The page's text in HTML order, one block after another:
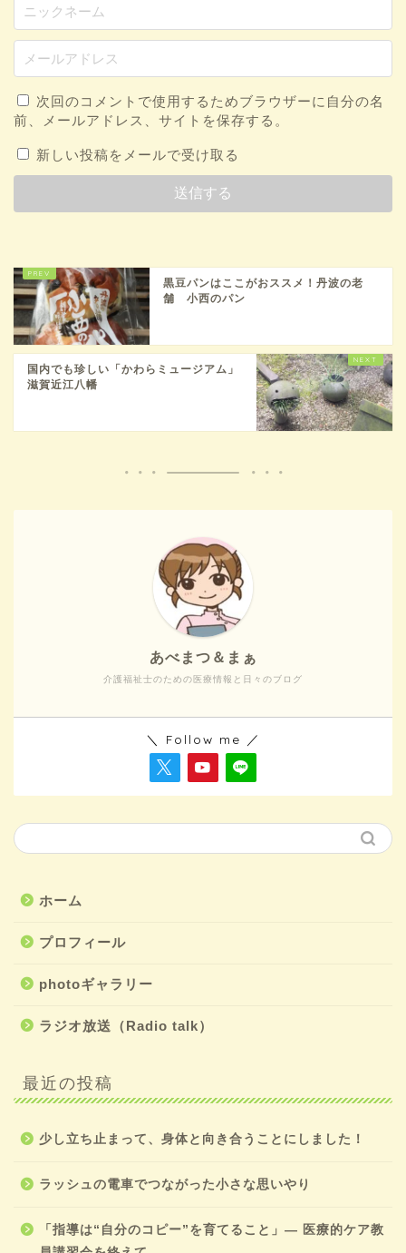
次回のコメントで使用するためブラウザーに自分の名
前、メールアドレス、サイトを保存する。
新しい投稿をメールで受け取る
黒豆パンはここがおススメ！丹波の老
舗 小西のパン
国内でも珍しい「かわらミュージアム」
滋賀近江八幡
介護福祉士のための医療情報と日々のブログ
あべまつ＆まぁ
＼ Follow me ／
ホーム
プロフィール
photoギャラリー
ラジオ放送（Radio talk）
最近の投稿
少し立ち止まって、身体と向き合うことにしました！
ラッシュの電車でつながった小さな思いやり
「指導は“自分のコピー”を育てること」― 医療的ケア教